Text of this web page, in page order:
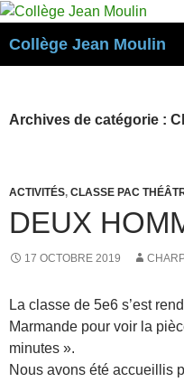
Aller
contenu
Collège Jean Moulin
Archives de catégorie :
ACTIVITÉS, CLASSE PAC
DEUX
17 OCTOBRE 2019
La classe de 5e6 s’est
Marmande pour voir la
minutes ».
Nous avons été accueillis